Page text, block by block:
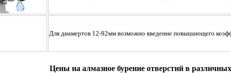
Для диамертов 12-92мм возможно введение повышающего
Цены на алмазное бурение отверстий в